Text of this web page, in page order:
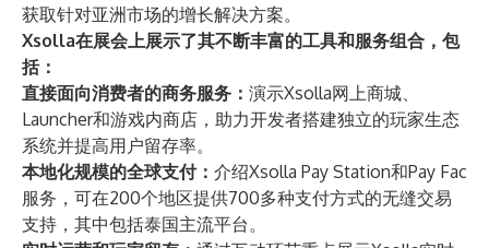
获取针对亚洲市场的增长解决方案。
Xsolla在展会上展示了其不断丰富的工具和服务组合，包
括：
直接面向消费者的商务服务： 演示Xsolla网上商城、
Launcher和游戏内商店，助力开发者搭建独立的玩家生态
系统并提高用户留存率。
本地化规模的全球支付： 介绍Xsolla Pay Station和Pay Fac
服务，可在200个地区提供700多种支付方式的无缝交易
支持，其中包括泰国主流平台。